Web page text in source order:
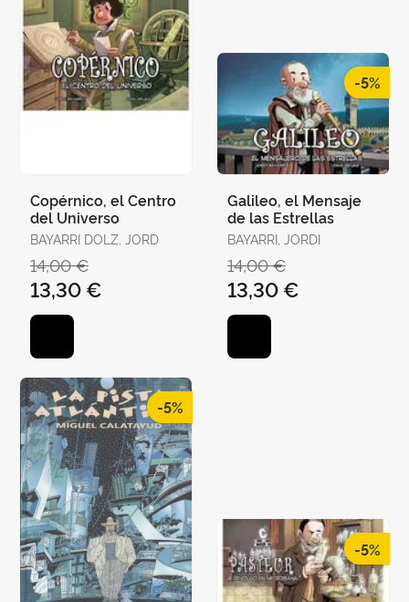
Copérnico, el Centro
del Universo
BAYARRI DOLZ, JORD
14,00 €
13,30 €
-5%
Galileo, el Mensaje
de las Estrellas
BAYARRI, JORDI
14,00 €
13,30 €
-5%
-5%